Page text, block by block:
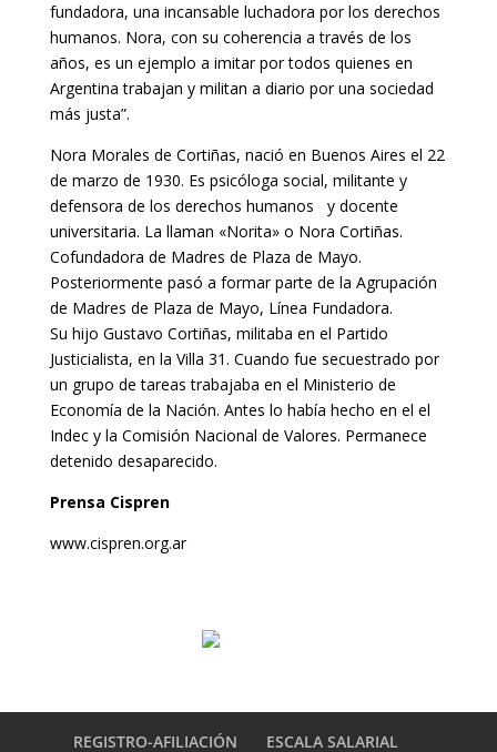
fundadora, una incansable luchadora por los derechos
humanos. Nora, con su coherencia a través de los
años, es un ejemplo a imitar por todos quienes en
Argentina trabajan y militan a diario por una sociedad
más justa”.
Nora Morales de Cortiñas, nació en Buenos Aires el 22
de marzo de 1930. Es psicóloga social, militante y
defensora de los derechos humanos y docente
universitaria. La llaman «Norita» o Nora Cortiñas.
Cofundadora de Madres de Plaza de Mayo.
Posteriormente pasó a formar parte de la Agrupación
de Madres de Plaza de Mayo, Línea Fundadora.
Su hijo Gustavo Cortiñas, militaba en el Partido
Justicialista, en la Villa 31. Cuando fue secuestrado por
un grupo de tareas trabajaba en el Ministerio de
Economía de la Nación. Antes lo había hecho en el el
Indec y la Comisión Nacional de Valores. Permanece
detenido desaparecido.
Prensa Cispren
www.cispren.org.ar
REGISTRO-AFILIACIÓN ESCALA SALARIAL